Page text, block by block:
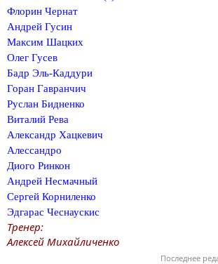
Флорин Чернат
Андрей Гусин
Максим Шацких
Олег Гусев
Бадр Эль-Каддури
Горан Гавранчич
Руслан Бидненко
Виталий Рева
Александр Хацкевич
Алессандро
Диого Ринкон
Андрей Несмачный
Сергей Корниленко
Эдгарас Чеснаускис
Тренер:
Алексей Михайличенко
Последнее